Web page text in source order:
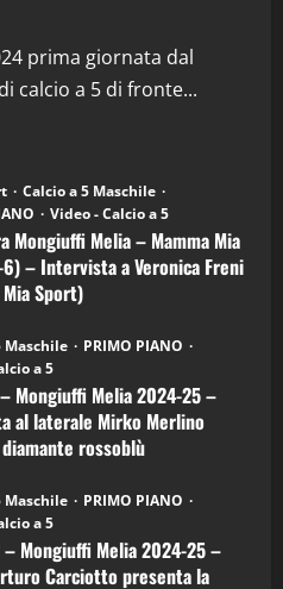
prima giornata dal
calcio a 5 di fronte...
Calcio a 5 Maschile
Video - Calcio a 5
Mongiuffi Melia – Mamma Mia
– Intervista a Veronica Freni
Sport)
Maschile
PRIMO PIANO
a 5
Mongiuffi Melia 2024-25 –
al laterale Mirko Merlino
rossoblù
Maschile
PRIMO PIANO
a 5
– Mongiuffi Melia 2024-25 –
Carciotto presenta la
in Podcast: 29^ Puntata
Aprile 2026)
in Podcast
in Podcast: 28^ Puntata
Aprile 2026)
in Podcast: 27^ Puntata
Aprile 2026)
in Podcast: 26^ Puntata
Aprile 2026)